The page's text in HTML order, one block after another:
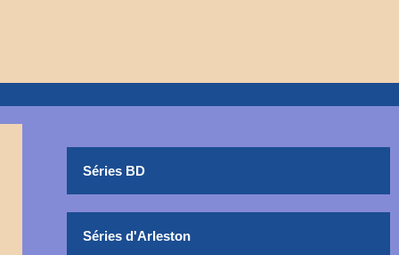
Séries BD
Séries d'Arleston